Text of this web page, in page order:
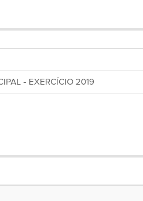
- EXERCÍCIO 2019